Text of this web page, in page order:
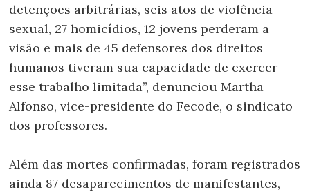
detenções arbitrárias, seis atos de violência
sexual, 27 homicídios, 12 jovens perderam a
visão e mais de 45 defensores dos direitos
humanos tiveram sua capacidade de exercer
esse trabalho limitada”, denunciou Martha
Alfonso, vice-presidente do Fecode, o sindicato
dos professores.
Além das mortes confirmadas, foram registrados
ainda 87 desaparecimentos de manifestantes,